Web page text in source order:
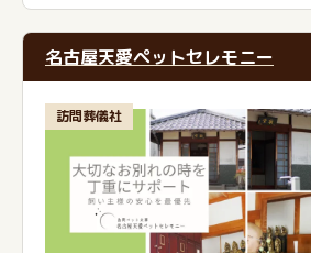
名古屋天愛ペットセレモニー
訪問葬儀社